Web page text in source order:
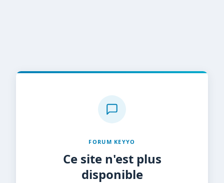
FORUM KEYYO
Ce site n'est plus
disponible